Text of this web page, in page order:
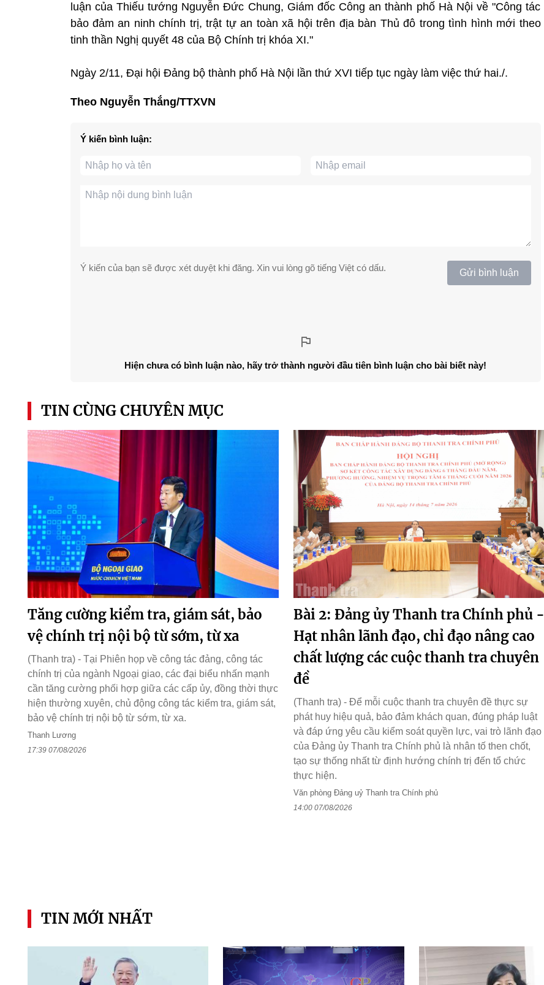
luận của Thiếu tướng Nguyễn Đức Chung, Giám đốc Công an thành phố Hà Nội về "Công tác
bảo đảm an ninh chính trị, trật tự an toàn xã hội trên địa bàn Thủ đô trong tình hình mới theo
tinh thần Nghị quyết 48 của Bộ Chính trị khóa XI."
Ngày 2/11, Đại hội Đảng bộ thành phố Hà Nội lần thứ XVI tiếp tục ngày làm việc thứ hai./.
Theo Nguyễn Thắng/TTXVN
Ý kiến bình luận:
Ý kiến của bạn sẽ được xét duyệt khi đăng. Xin vui lòng gõ tiếng Việt có dấu. Gửi bình luận
Hiện chưa có bình luận nào, hãy trở thành người đầu tiên bình luận cho bài biết này!
TIN CÙNG CHUYÊN MỤC
Tăng cường kiểm tra, giám sát, bảo
vệ chính trị nội bộ từ sớm, từ xa
(Thanh tra) - Tại Phiên họp về công tác đảng, công tác
chính trị của ngành Ngoại giao, các đại biểu nhấn mạnh
cần tăng cường phối hợp giữa các cấp ủy, đồng thời thực
hiện thường xuyên, chủ động công tác kiểm tra, giám sát,
bảo vệ chính trị nội bộ từ sớm, từ xa.
Thanh Lương
17:39 07/08/2026
Bài 2: Đảng ủy Thanh tra Chính phủ -
Hạt nhân lãnh đạo, chỉ đạo nâng cao
chất lượng các cuộc thanh tra chuyên
đề
(Thanh tra) - Để mỗi cuộc thanh tra chuyên đề thực sự
phát huy hiệu quả, bảo đảm khách quan, đúng pháp luật
và đáp ứng yêu cầu kiểm soát quyền lực, vai trò lãnh đạo
của Đảng ủy Thanh tra Chính phủ là nhân tố then chốt,
tạo sự thống nhất từ định hướng chính trị đến tổ chức
thực hiện.
Văn phòng Đảng uỷ Thanh tra Chính phủ
14:00 07/08/2026
TIN MỚI NHẤT